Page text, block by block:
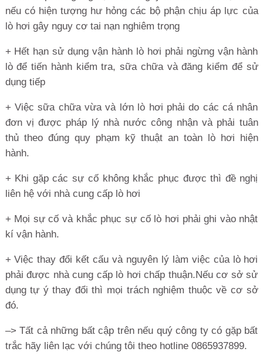
nếu có hiện tượng hư hỏng các bộ phận chịu áp lực của
lò hơi gây nguy cơ tai nạn nghiêm trọng
+ Hết hạn sử dụng vận hành lò hơi phải ngừng vận hành
lò để tiến hành kiểm tra, sữa chữa và đăng kiểm để sử
dụng tiếp
+ Việc sữa chữa vừa và lớn lò hơi phải do các cá nhân
đơn vị được pháp lý nhà nước công nhận và phải tuân
thủ theo đúng quy phạm kỹ thuật an toàn lò hơi hiện
hành.
+ Khi gặp các sự cố không khắc phục được thì đề nghị
liên hệ với nhà cung cấp lò hơi
+ Mọi sự cố và khắc phục sự cố lò hơi phải ghi vào nhật
kí vận hành.
+ Việc thay đổi kết cấu và nguyên lý làm việc của lò hơi
phải được nhà cung cấp lò hơi chấp thuận.Nếu cơ sở sử
dụng tự ý thay đổi thì mọi trách nghiệm thuộc về cơ sở
đó.
–> Tất cả những bất cập trên nếu quý công ty có gặp bất
trắc hãy liên lạc với chúng tôi theo hotline 0865937899.